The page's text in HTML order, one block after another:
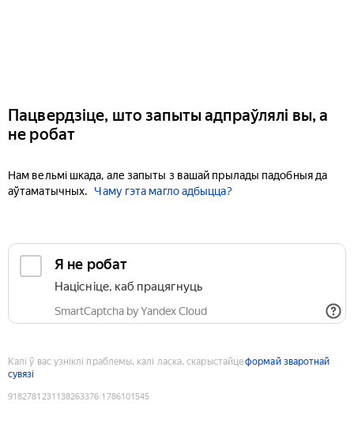
Пацвердзіце, што запыты адпраўлялі вы, а
не робат
Нам вельмі шкада, але запыты з вашай прылады падобныя да
аўтаматычных.
Чаму гэта магло адбыцца?
Я не робат
Націсніце, каб працягнуць
SmartCaptcha by Yandex Cloud
Калі ў вас узніклі праблемы, калі ласка, скарыстайцеформай зваротнай
сувязі
9182781231138263376:1786101545